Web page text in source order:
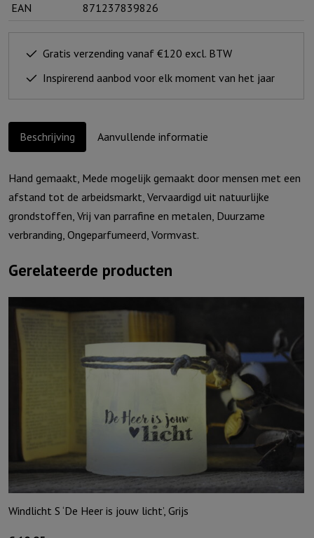
Leren
band
lief,
mijn
hart
aantal
EAN 871237839826
Gratis verzending vanaf €120 excl. BTW
Inspirerend aanbod voor elk moment van het jaar
Beschrijving Aanvullende informatie
Hand gemaakt, Mede mogelijk gemaakt door mensen met een
afstand tot de arbeidsmarkt, Vervaardigd uit natuurlijke
grondstoffen, Vrij van parrafine en metalen, Duurzame
verbranding, Ongeparfumeerd, Vormvast.
Gerelateerde producten
Windlicht S ‘De Heer is jouw licht’, Grijs